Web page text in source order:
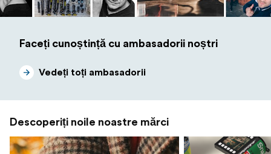
Faceți cunoștință cu ambasadorii noștri
Vedeți toți ambasadorii
Descoperiți noile noastre mărci